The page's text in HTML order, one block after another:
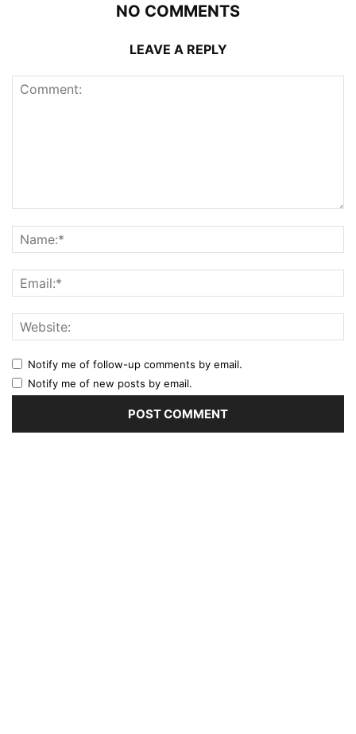
NO COMMENTS
LEAVE A REPLY
Notify me of follow-up comments by email.
Notify me of new posts by email.